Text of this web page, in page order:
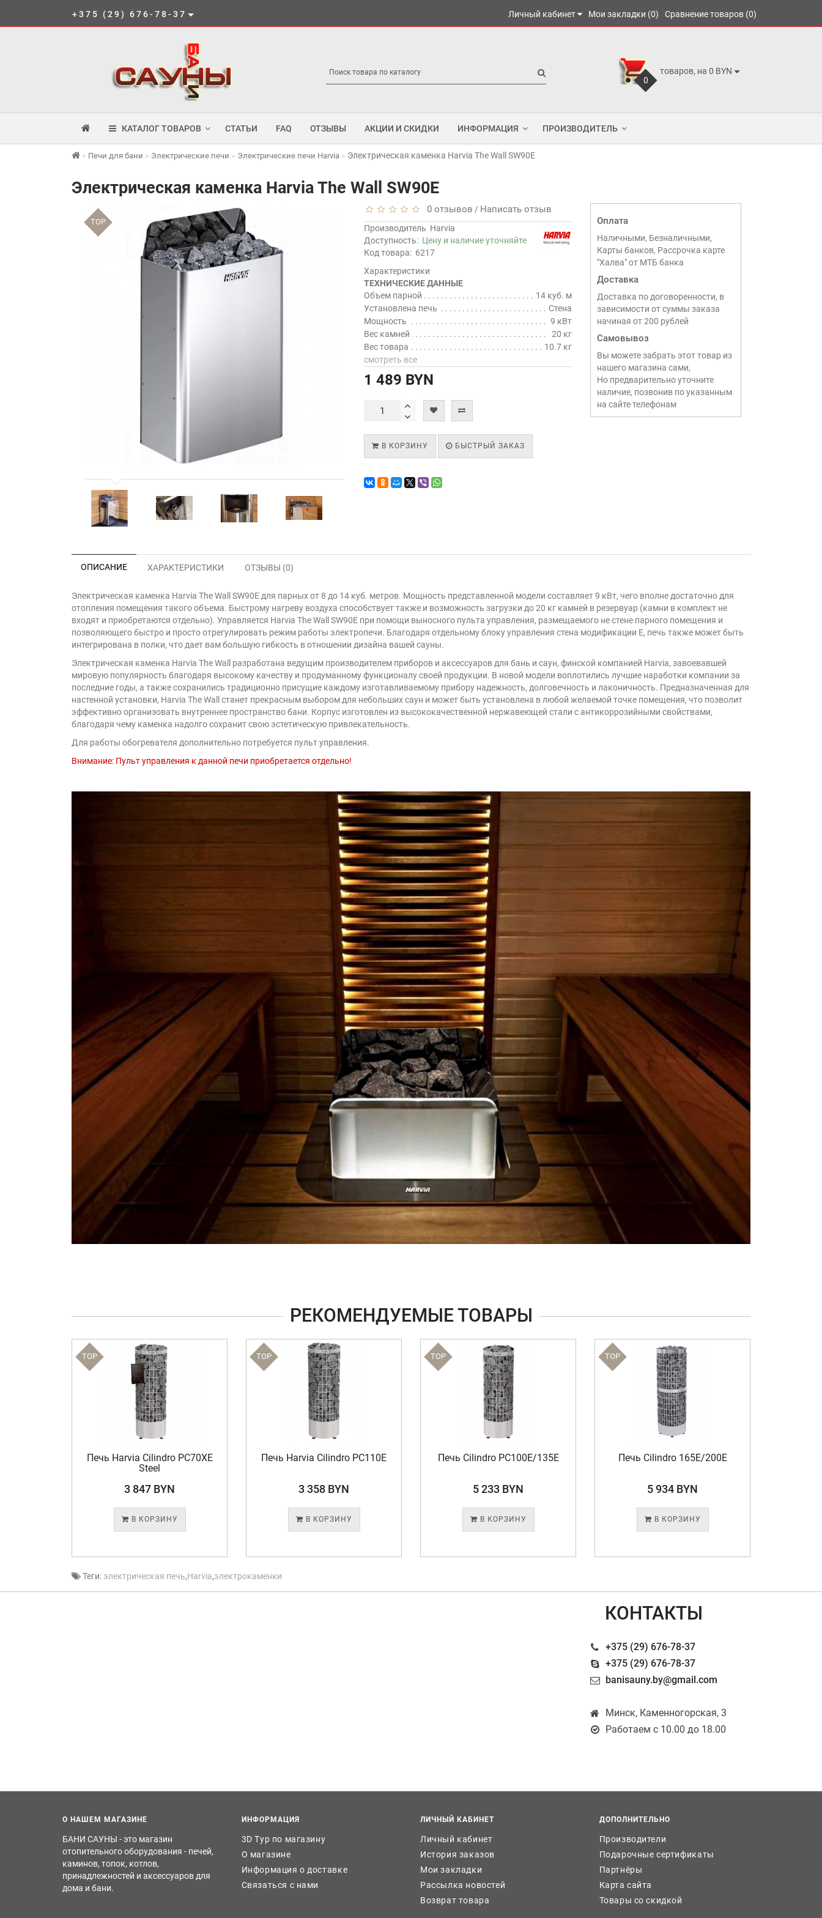
+375 (29) 676-78-37 Личный кабинет Мои закладки (0) Сравнение товаров (0)
0
товаров, на 0 BYN
КАТАЛОГ ТОВАРОВ СТАТЬИ FAQ ОТЗЫВЫ АКЦИИ И СКИДКИ ИНФОРМАЦИЯ ПРОИЗВОДИТЕЛЬ
Печи для бани Электрические печи Электрические печи Harvia Электрическая каменка Harvia The Wall SW90E
Электрическая каменка Harvia The Wall SW90E
TOP
0 отзывов / Написать отзыв
Производитель Harvia
Доступность: Цену и наличие уточняйте
Код товара: 6217
Характеристики
ТЕХНИЧЕСКИЕ ДАННЫЕ
Объем парной
14 куб. м
Установлена печь
Стена
Мощность
9 кВт
Вес камней
20 кг
Вес товара
10.7 кг
смотреть все
1 489 BYN
В КОРЗИНУ БЫСТРЫЙ ЗАКАЗ
Оплата
Наличными, Безналичными,
Карты банков, Рассрочка карте
"Халва" от МТБ банка
Доставка
Доставка по договоренности, в
зависимости от суммы заказа
начиная от 200 рублей
Самовывоз
Вы можете забрать этот товар из
нашего магазина сами,
Но предварительно уточните
наличие, позвонив по указанным
на сайте телефонам
ОПИСАНИЕ ХАРАКТЕРИСТИКИ ОТЗЫВЫ (0)
Электрическая каменка Harvia The Wall SW90Е для парных от 8 до 14 куб. метров. Мощность представленной модели составляет 9 кВт, чего вполне достаточно для
отопления помещения такого объема. Быстрому нагреву воздуха способствует также и возможность загрузки до 20 кг камней в резервуар (камни в комплект не
входят и приобретаются отдельно). Управляется Harvia The Wall SW90E при помощи выносного пульта управления, размещаемого не стене парного помещения и
позволяющего быстро и просто отрегулировать режим работы электропечи. Благодаря отдельному блоку управления стена модификации Е, печь также может быть
интегрирована в полки, что дает вам большую гибкость в отношении дизайна вашей сауны.
Электрическая каменка Harvia The Wall разработана ведущим производителем приборов и аксессуаров для бань и саун, финской компанией Harvia, завоевавшей
мировую популярность благодаря высокому качеству и продуманному функционалу своей продукции. В новой модели воплотились лучшие наработки компании за
последние годы, а также сохранились традиционно присущие каждому изготавливаемому прибору надежность, долговечность и лаконичность. Предназначенная для
настенной установки, Harvia The Wall станет прекрасным выбором для небольших саун и может быть установлена в любой желаемой точке помещения, что позволит
эффективно организовать внутреннее пространство бани. Корпус изготовлен из высококачественной нержавеющей стали с антикоррозийными свойствами,
благодаря чему каменка надолго сохранит свою эстетическую привлекательность.
Для работы обогревателя дополнительно потребуется пульт управления.
Внимание: Пульт управления к данной печи приобретается отдельно!
РЕКОМЕНДУЕМЫЕ ТОВАРЫ
TOP
Печь Harvia Cilindro PC70XE
Steel
3 847 BYN
В КОРЗИНУ
TOP
Печь Harvia Cilindro PC110E
3 358 BYN
В КОРЗИНУ
TOP
Печь Cilindro PC100E/135E
5 233 BYN
В КОРЗИНУ
TOP
Печь Cilindro 165E/200E
5 934 BYN
В КОРЗИНУ
Теги: электрическая печь,Harvia,электрокаменки
КОНТАКТЫ
+375 (29) 676-78-37
+375 (29) 676-78-37
banisauny.by@gmail.com
Минск, Каменногорская, 3
Работаем с 10.00 до 18.00
О НАШЕМ МАГАЗИНЕ
БАНИ САУНЫ - это магазин
отопительного оборудования - печей,
каминов, топок, котлов,
принадлежностей и аксессуаров для
дома и бани.
ИНФОРМАЦИЯ
3D Тур по магазину
О магазине
Информация о доставке
Связаться с нами
ЛИЧНЫЙ КАБИНЕТ
Личный кабинет
История заказов
Мои закладки
Рассылка новостей
Возврат товара
ДОПОЛНИТЕЛЬНО
Производители
Подарочные сертификаты
Партнёры
Карта сайта
Товары со скидкой